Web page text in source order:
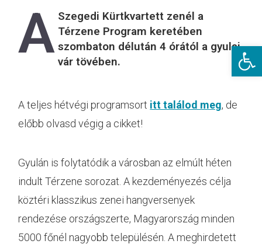
A Szegedi Kürtkvartett zenél a
Térzene Program keretében
szombaton délután 4 órától a gyulai
vár tövében.
A teljes hétvégi programsort itt találod meg, de
előbb olvasd végig a cikket!
Gyulán is folytatódik a városban az elmúlt héten
indult Térzene sorozat. A kezdeményezés célja
köztéri klasszikus zenei hangversenyek
rendezése országszerte, Magyarország minden
5000 főnél nagyobb településén. A meghirdetett